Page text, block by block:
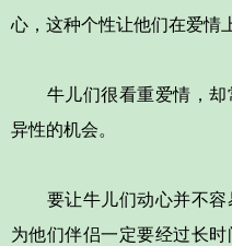
心，这种个性让他们在爱情
牛儿们很看重爱情，却
异性的机会。
要让牛儿们动心并不容
为他们伴侣一定要经过长